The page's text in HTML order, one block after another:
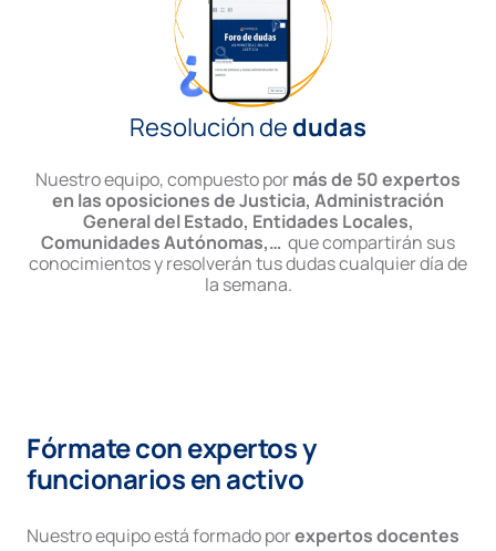
Resolución de dudas
Nuestro equipo, compuesto pormás de 50 expertos
en las oposiciones de Justicia, Administración
General del Estado, Entidades Locales,
Comunidades Autónomas,… que compartirán sus
conocimientos y resolverán tus dudas cualquier día de
la semana.
Fórmate con expertos y
funcionarios en activo
Nuestro equipo está formado porexpertos docentes